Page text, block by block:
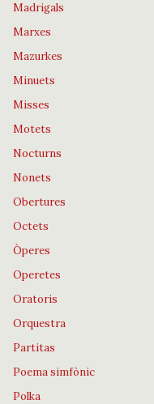
Madrigals
Marxes
Mazurkes
Minuets
Misses
Motets
Nocturns
Nonets
Obertures
Octets
Òperes
Operetes
Oratoris
Orquestra
Partitas
Poema simfònic
Polka